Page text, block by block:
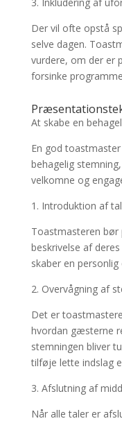
Der vil ofte opstå
selve dagen.
vurdere, om der er
forsinke
At skabe en
En god
behagelig
velkomne og
1. Introduktion af
Toastmasteren
beskrivelse af
skaber en
2. Overvågning af
Det er
hvordan gæsterne
stemningen bliver
tilføje lette indslag
3. Afslutning af
Når alle taler er